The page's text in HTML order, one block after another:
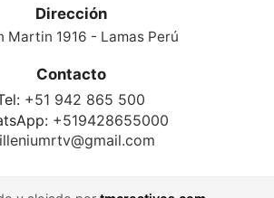
Dirección
Martin 1916 - Lamas Perú
Contacto
+51 942 865 500
+519428655000